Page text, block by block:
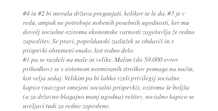
#4 in #2 bi morala država preganjati, kolikor se le da. #3 je v
redu, ampak ne potrebuje nobenih posebnih ugodnosti, ker mu
dovolj socialne oziroma ekonomske varnosti zagotavlja že redna
zaposlitev. Se pravi, popoldanski zaslužek se obdavči in s
prispevki obremeni enako, kot redno delo.
#1 pa se razdeli na male in velike. Malim (do 50.000 evrov
prihodkov) se s sistemom normiranih stroškov pomaga na način,
kot velja sedaj. Velikim pa bi lahko vzeli privilegij socialne
kapice (navzgor omejeni socialni prispevki), oziroma še boljša
(a za državno blagajno manj ugodna) rešitev, socialno kapico se
uveljavi tudi za redno zaposlene.